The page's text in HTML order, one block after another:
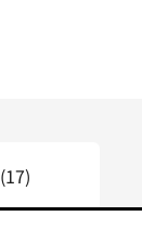
(17)